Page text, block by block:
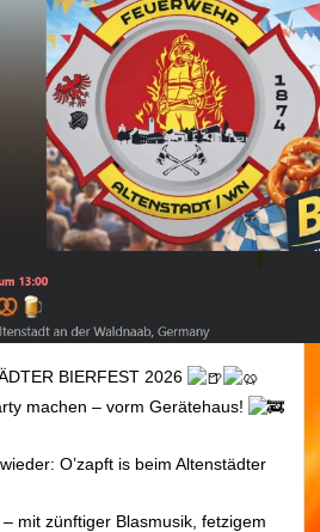
BIERFEST 2026
machen – vorm Gerätehaus!
O’zapft is beim Altenstädter
– mit zünftiger Blasmusik, fetzigem